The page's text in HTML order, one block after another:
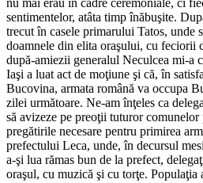
nu mai erau în cadre ceremoniale, ci
sentimentelor, atâta timp înăbuşite.
trecut în casele primarului Tatos, unde
doamnele din elita oraşului, cu feciorii
după-amiezii generalul Neculcea mi-a
Iaşi a luat act de moţiune şi că, în
Bucovina, armata română va oc­cupa
zilei următoare. Ne-am înţeles ca
să avizeze pe preoţii tuturor comunelor
pregătirile necesare pentru primirea
prefectului Leca, unde, în decursul
a-şi lua rămas bun de la prefect,
oraşul, cu muzică şi cu torţe. Populaţia